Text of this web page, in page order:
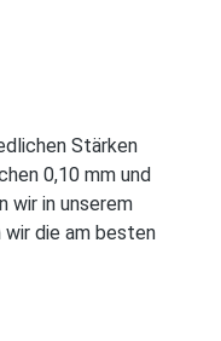
Stärken
0,10 mm und
wir in unserem
die am besten